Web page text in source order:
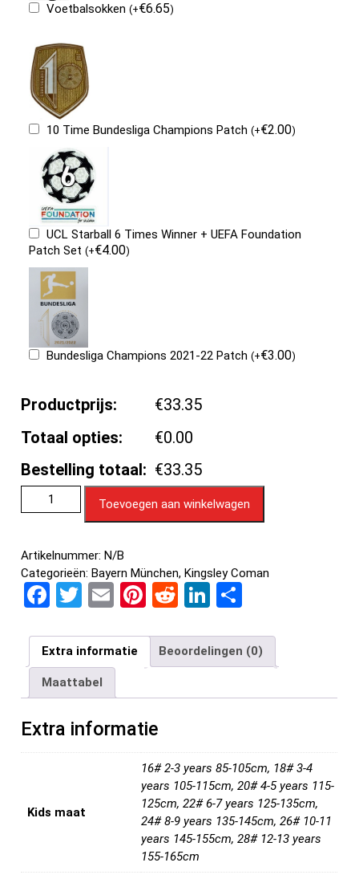
Voetbalsokken(+€6.65)
10 Time Bundesliga Champions Patch(+€2.00)
UCL Starball 6 Times Winner + UEFA Foundation
Patch Set(+€4.00)
Bundesliga Champions 2021-22 Patch(+€3.00)
Productprijs:
€33.35
Totaal opties:
€0.00
Bestelling totaal: €33.35
Toevoegen aan winkelwagen
Artikelnummer:N/B
Categorieën:Bayern München,Kingsley Coman
F
ce
b
o
o
k
T
tt
er
E
ail
Pi
er
es
t
R
d
di
t
Li
ke
dI
n
e
n
Extra informatie Beoordelingen (0)
Maattabel
Extra informatie
Kids maat
16# 2-3 years 85-105cm, 18# 3-4
years 105-115cm, 20# 4-5 years 115-
125cm, 22# 6-7 years 125-135cm,
24# 8-9 years 135-145cm, 26# 10-11
years 145-155cm, 28# 12-13 years
155-165cm